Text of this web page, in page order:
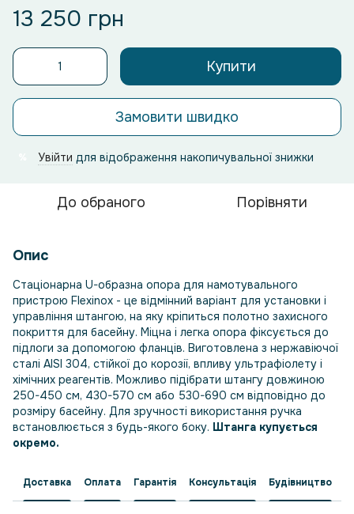
13 250 грн
Купити
Замовити швидко
Увійти для відображення накопичувальної знижки
До обраного Порівняти
Опис
Стаціонарна U-образна опора для намотувального
пристрою Flexinox - це відмінний варіант для установки і
управління штангою, на яку кріпиться полотно захисного
покриття для басейну. Міцна і легка опора фіксується до
підлоги за допомогою фланців. Виготовлена з нержавіючої
сталі AISI 304, стійкої до корозії, впливу ультрафіолету і
хімічних реагентів. Можливо підібрати штангу довжиною
250-450 см, 430-570 см або 530-690 см відповідно до
розміру басейну. Для зручності використання ручка
встановлюється з будь-якого боку. Штанга купується
окремо.
Доставка Оплата Гарантія Консультація Будівництво